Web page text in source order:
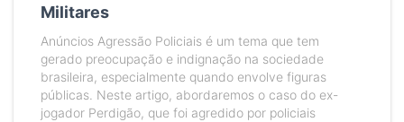
Militares
Anúncios Agressão Policiais é um tema que tem
gerado preocupação e indignação na sociedade
brasileira, especialmente quando envolve figuras
públicas. Neste artigo, abordaremos o caso do ex-
jogador Perdigão, que foi agredido por policiais